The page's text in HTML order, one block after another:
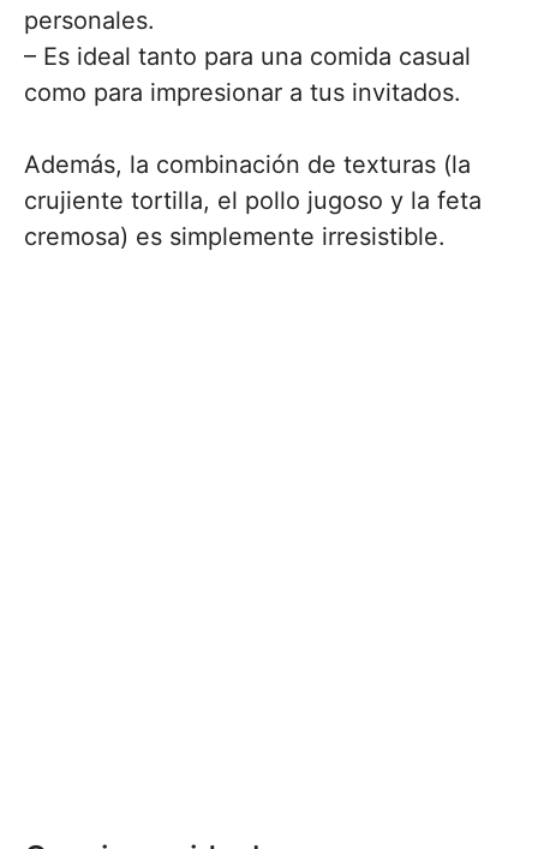
personales.
– Es ideal tanto para una comida casual
como para impresionar a tus invitados.
Además, la combinación de texturas (la
crujiente tortilla, el pollo jugoso y la feta
cremosa) es simplemente irresistible.